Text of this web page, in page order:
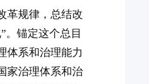
革规律，总结改
锚定这个总目
体系和治理能力
家治理体系和治